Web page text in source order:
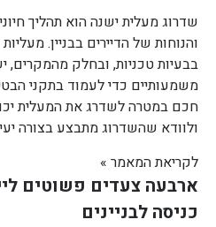
שדרוג מעלית ישנה הוא תהליך
והנוחות של הדיירים בבניין.
בבעיות טכניות, ובחלק מהמקרים,
משמעותיים כדי לעמוד בתקני
חכם במטרה לשדרג את המעלית
ולוודא שהשדרוג מתבצע בצורה
לקריאת המאמר »
ארבעה צעדים פשוטים
כניסה לבניינים